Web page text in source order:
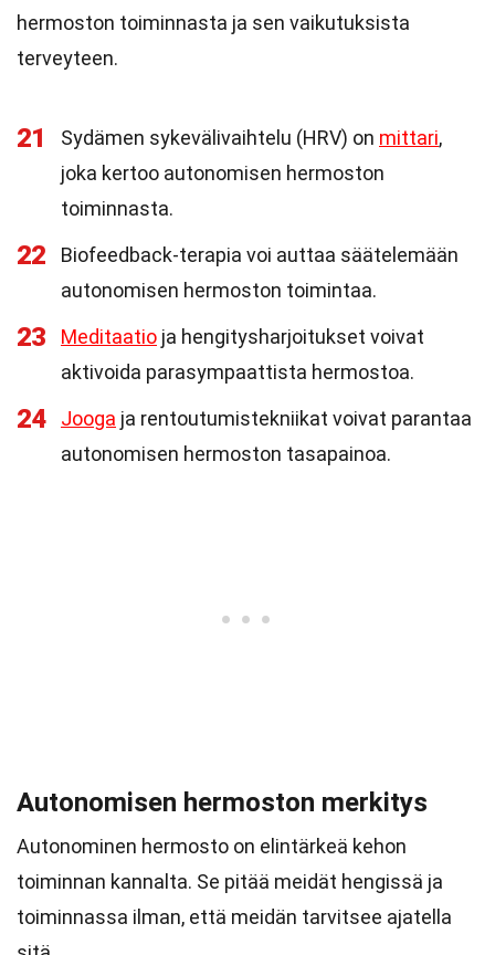
hermoston toiminnasta ja sen vaikutuksista
terveyteen.
21 Sydämen sykevälivaihtelu (HRV) on mittari,
joka kertoo autonomisen hermoston
toiminnasta.
22
Biofeedback-terapia voi auttaa säätelemään
autonomisen hermoston toimintaa.
23 Meditaatio ja hengitysharjoitukset voivat
aktivoida parasympaattista hermostoa.
24 Jooga ja rentoutumistekniikat voivat parantaa
autonomisen hermoston tasapainoa.
Autonomisen hermoston merkitys
Autonominen hermosto on elintärkeä kehon
toiminnan kannalta. Se pitää meidät hengissä ja
toiminnassa ilman, että meidän tarvitsee ajatella